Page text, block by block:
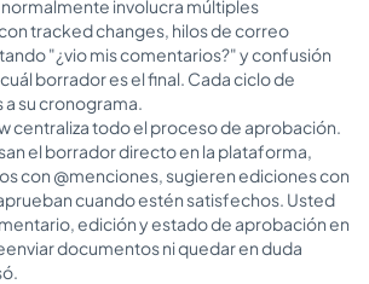
normalmente involucra múltiples
tracked changes, hilos de correo
"¿vio mis comentarios?" y confusión
borrador es el final. Cada ciclo de
a su cronograma.
centraliza todo el proceso de aprobación.
el borrador directo en la plataforma,
con @menciones, sugieren ediciones con
cuando estén satisfechos. Usted
edición y estado de aprobación en
documentos ni quedar en duda